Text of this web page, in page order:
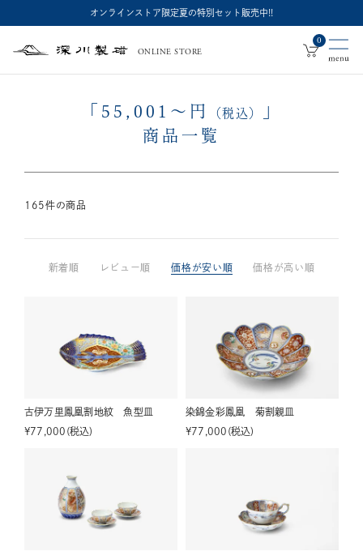
オンラインストア限定夏の特別セット販売中!!
深
製
ONLINE STORE
0
55,001 ～ 円 （税込）
」
商品一覧
165件の商品
新着順 レビュー順 価格が安い順 価格が高い順
古伊万里鳳凰割地紋 魚型皿
¥77,000 税込
染錦金彩鳳凰 菊割親皿
¥77,000 税込